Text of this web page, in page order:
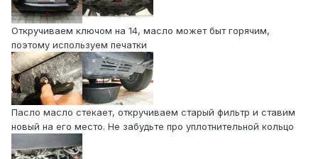
Откручиваем ключом на 14, масло может быт горячим,
поэтому используем печатки
Пасло масло стекает, откручиваем старый фильтр и ставим
новый на его место. Не забудьте про уплотнительной кольцо